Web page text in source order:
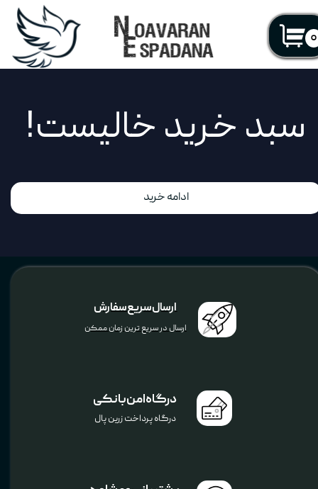
۰
سبد خرید خالیست!
ادامه خرید
ارسال سریع سفارش
ارسال در سریع ترین زمان ممکن
درگاه امن بانکی
درگاه پرداخت زرین پال